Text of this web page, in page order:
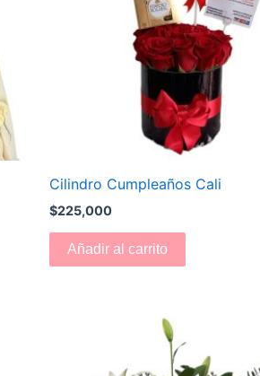
Cilindro Cumpleaños Cali
$225,000
Añadir al carrito